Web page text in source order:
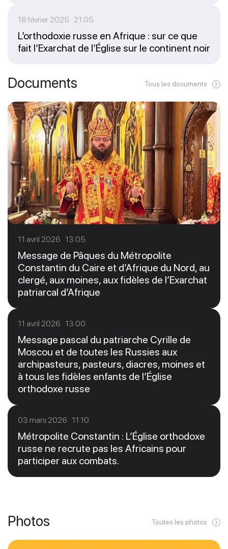
18 février 2025 21:05
L’orthodoxie russe en Afrique : sur ce que
fait l’Exarchat de l’Église sur le continent noir
Documents Tous les documents
11 avril 2026 13:05
Message de Pâques du Métropolite
Constantin du Caire et d’Afrique du Nord, au
clergé, aux moines, aux fidèles de l’Exarchat
patriarcal d’Afrique
11 avril 2026 13:00
Message pascal du patriarche Cyrille de
Moscou et de toutes les Russies aux
archipasteurs, pasteurs, diacres, moines et
à tous les fidèles enfants de l’Église
orthodoxe russe
03 mars 2026 11:10
Métropolite Constantin : L’Église orthodoxe
russe ne recrute pas les Africains pour
participer aux combats.
Photos Toutes les photos